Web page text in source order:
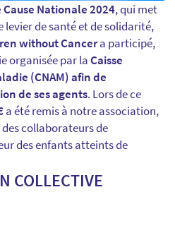
Nationale 2024, qui met
levier de santé et de solidarité,
without Cancera participé,
organisée par laCaisse
(CNAM) afin de
de ses agents. Lors de ce
a été remis à notre association,
collaborateurs de
des enfants atteints de
COLLECTIVE